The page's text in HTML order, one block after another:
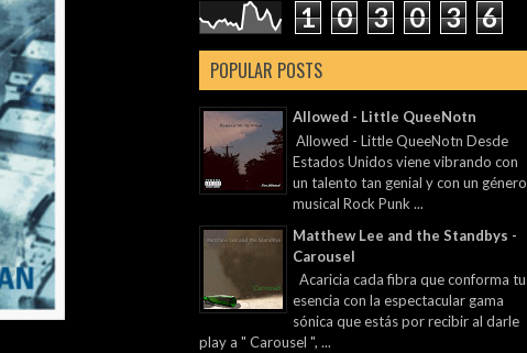
1 0 3 0 3 6
POPULAR POSTS
Allowed - Little QueeNotn
Allowed - Little QueeNotn Desde
Estados Unidos viene vibrando con
un talento tan genial y con un género
musical Rock Punk ...
Matthew Lee and the Standbys -
Carousel
Acaricia cada fibra que conforma tu
esencia con la espectacular gama
sónica que estás por recibir al darle
play a " Carousel ", ...